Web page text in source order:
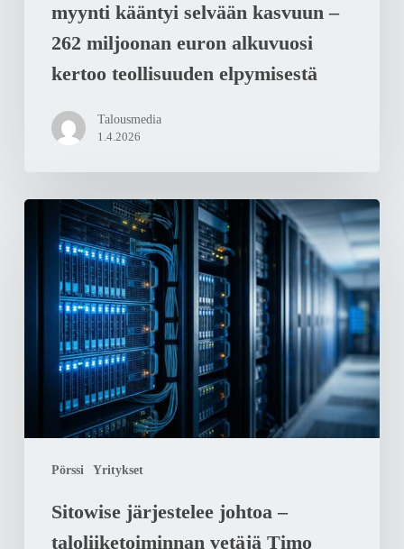
elpymisestä
myynti kääntyi selvään kasvuun –
262 miljoonan euron alkuvuosi
kertoo teollisuuden elpymisestä
Talousmedia
1.4.2026
Pörssi Yritykset
Sitowise
järjestelee
taloliiketoiminnan
Räikkönen
Sitowise järjestelee johtoa –
taloliiketoiminnan vetäjä Timo